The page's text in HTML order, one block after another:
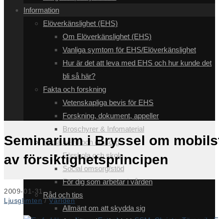
Information
Elöverkänslighet (EHS)
Om Elöverkänslighet (EHS)
Vanliga symtom för EHS/Elöverkänslighet
Hur är det att leva med EHS och hur kunde det
bli så här?
Fakta och forskning
Vetenskapliga bevis för EHS
Forskning, dokument, appeller
Broschyrer & Infomaterial
Skola, vård och omsorg
Förskola och skola
Social omsorg/stöd
För dig som arbetar i vården
Råd och tips
Allmänt om att skydda sig
Seminarium i Bryssel om
av försiktighetsprincipen
Inlägget
publicerat:
2009-01-31
Inläggskategori:
Ljusglimten / Världen